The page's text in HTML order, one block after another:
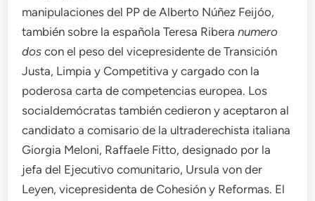
manipulaciones del PP de Alberto Núñez Feijóo,
también sobre la española Teresa Riberanumero
dos con el peso del vicepresidente de Transición
Justa, Limpia y Competitiva y cargado con la
poderosa carta de competencias europea. Los
socialdemócratas también cedieron y aceptaron al
candidato a comisario de la ultraderechista italiana
Giorgia Meloni, Raffaele Fitto, designado por la
jefa del Ejecutivo comunitario, Ursula von der
Leyen, vicepresidenta de Cohesión y Reformas. El